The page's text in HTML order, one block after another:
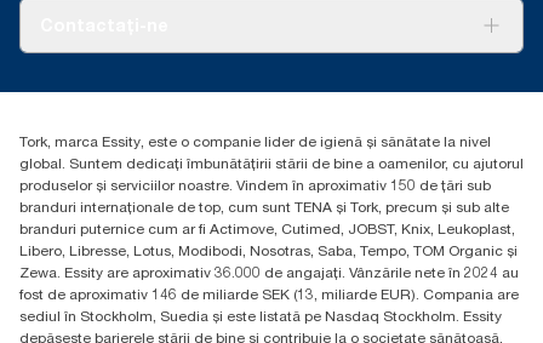
Essity Hungary Kft. Professional Hygiene
Budakeszi út 51.
Tork, marca Essity, este o companie lider de igienă și sănătate la nivel
global. Suntem dedicați îmbunătățirii stării de bine a oamenilor, cu ajutorul
produselor și serviciilor noastre. Vindem în aproximativ 150 de țări sub
branduri internaționale de top, cum sunt TENA și Tork, precum și sub alte
branduri puternice cum ar fi Actimove, Cutimed, JOBST, Knix, Leukoplast,
Libero, Libresse, Lotus, Modibodi, Nosotras, Saba, Tempo, TOM Organic și
Zewa. Essity are aproximativ 36.000 de angajați. Vânzările nete în 2024 au
fost de aproximativ 146 de miliarde SEK (13, miliarde EUR). Compania are
sediul în Stockholm, Suedia și este listată pe Nasdaq Stockholm. Essity
depășește barierele stării de bine și contribuie la o societate sănătoasă,